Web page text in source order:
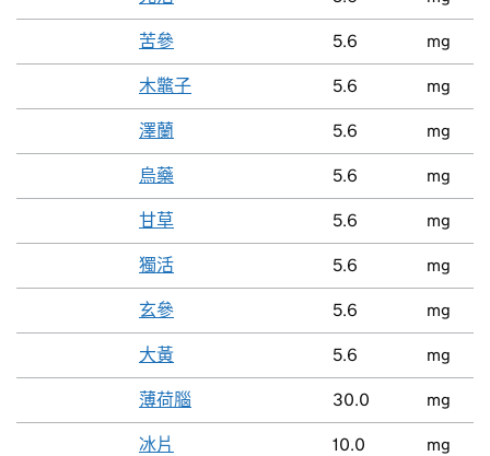
苦參 5.6 mg
木鼈子 5.6 mg
澤蘭 5.6 mg
烏藥 5.6 mg
甘草 5.6 mg
獨活 5.6 mg
玄參 5.6 mg
大黃 5.6 mg
薄荷腦 30.0 mg
冰片 10.0 mg